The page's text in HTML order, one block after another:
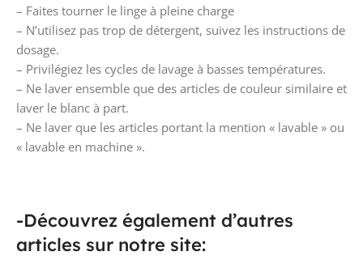
– Faites tourner le linge à pleine charge
– N’utilisez pas trop de détergent, suivez les instructions de
dosage.
– Privilégiez les cycles de lavage à basses températures.
– Ne laver ensemble que des articles de couleur similaire et
laver le blanc à part.
– Ne laver que les articles portant la mention « lavable » ou
« lavable en machine ».
-Découvrez également d’autres
articles sur notre site: